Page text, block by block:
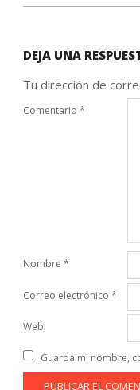
DEJA UNA
Tu dirección de
Comentario *
Nombre *
Correo electrónico *
Web
Guarda mi nombre,